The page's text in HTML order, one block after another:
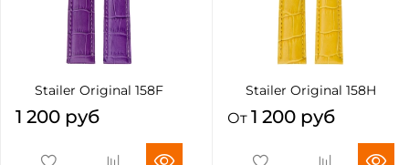
Stailer Original 158F
1 200 руб
Stailer Original 158H
От 1 200 руб